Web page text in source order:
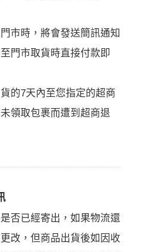
市時，將會發送簡訊通知
門市取貨時直接付款即
的7天內至您指定的超商
領取包裹而遭到超商退
否已經寄出，如果物流還
改，但商品出貨後如因收